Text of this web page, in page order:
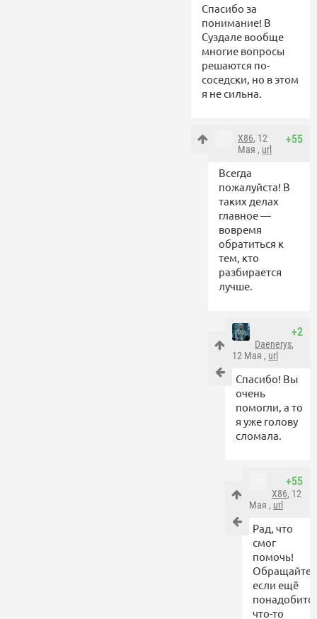
Спасибо за
понимание! В
Суздале вообще
многие вопросы
решаются по-
соседски, но в этом
я не сильна.
+55
X86, 12
Мая , url
Всегда
пожалуйста! В
таких делах
главное —
вовремя
обратиться к
тем, кто
разбирается
лучше.
+2
Daenerys,
12 Мая , url
Спасибо! Вы
очень
помогли, а то
я уже голову
сломала.
+55
X86, 12
Мая , url
Рад, что
смог
помочь!
если ещё
что-то